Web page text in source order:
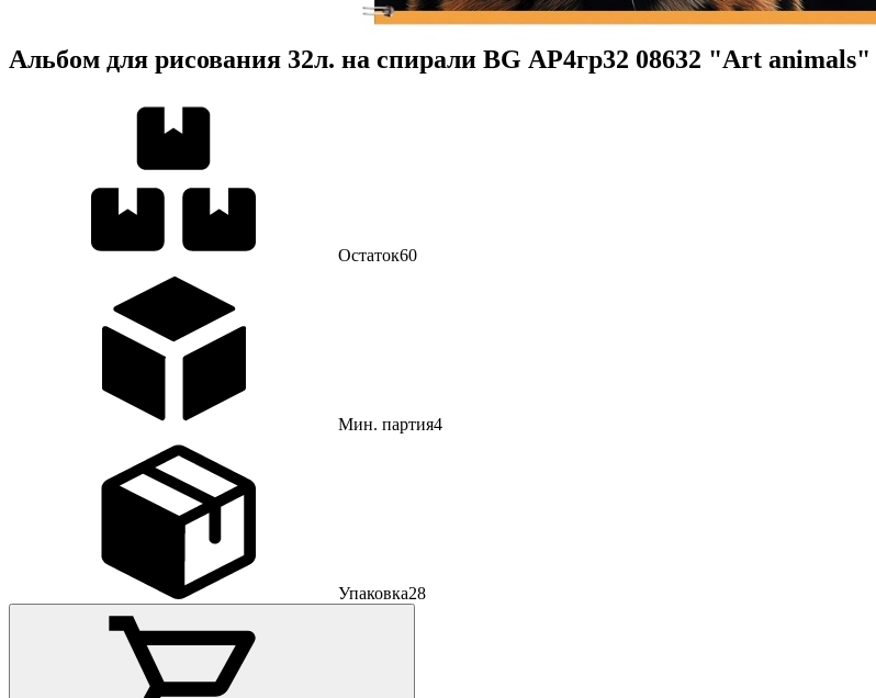
Альбом для рисования 32л. на спирали BG АР4гр32 08632 "Art animals"
Остаток60
Мин. партия4
Упаковка28